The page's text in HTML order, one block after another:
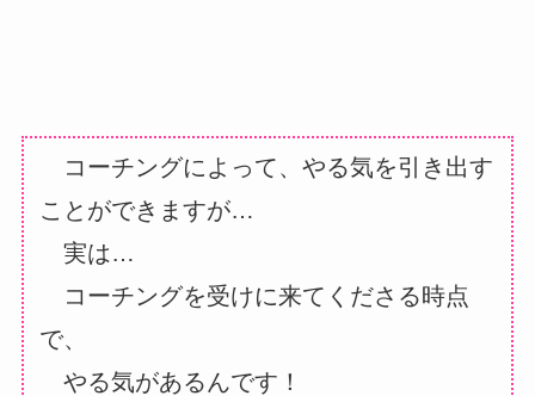
コーチングによって、やる気を引き出す
ことができますが…
実は…
コーチングを受けに来てくださる時点
で、
やる気があるんです！